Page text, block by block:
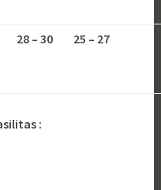
28 – 30 25 – 27
: